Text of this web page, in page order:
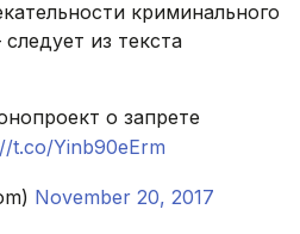
криминального
из текста
о запрете
t.co/Yinb90eErm
November 20, 2017